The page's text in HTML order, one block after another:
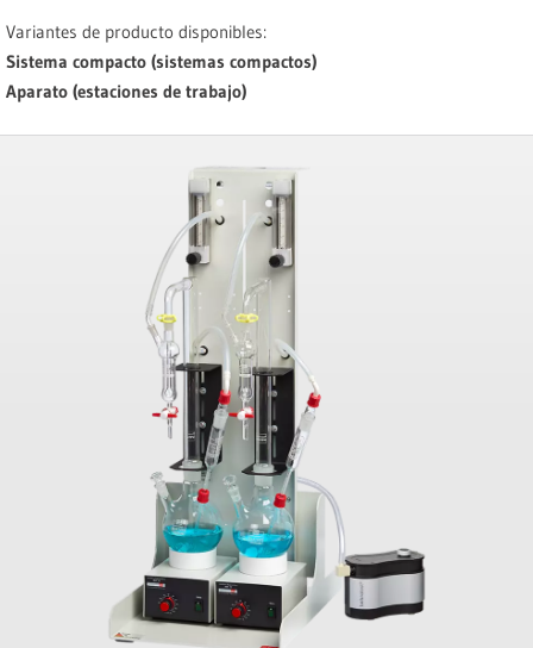
Variantes de producto disponibles:
Sistema compacto (sistemas compactos)
Aparato (estaciones de trabajo)